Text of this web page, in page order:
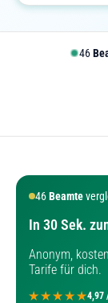
46
46Beamte
In 30 Sek.
Anonym,
Tarife für dich.
4,97